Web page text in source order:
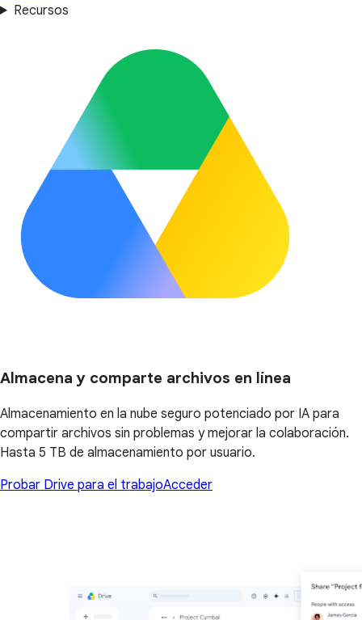
Recursos
Almacena y comparte archivos en línea
Almacenamiento en la nube seguro potenciado por IA para
compartir archivos sin problemas y mejorar la colaboración.
Hasta 5 TB de almacenamiento por usuario.
Probar Drive para el trabajoAcceder